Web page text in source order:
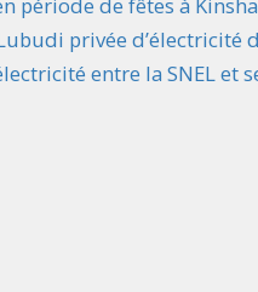
période de fêtes à
privée d’électricité
entre la SNEL et